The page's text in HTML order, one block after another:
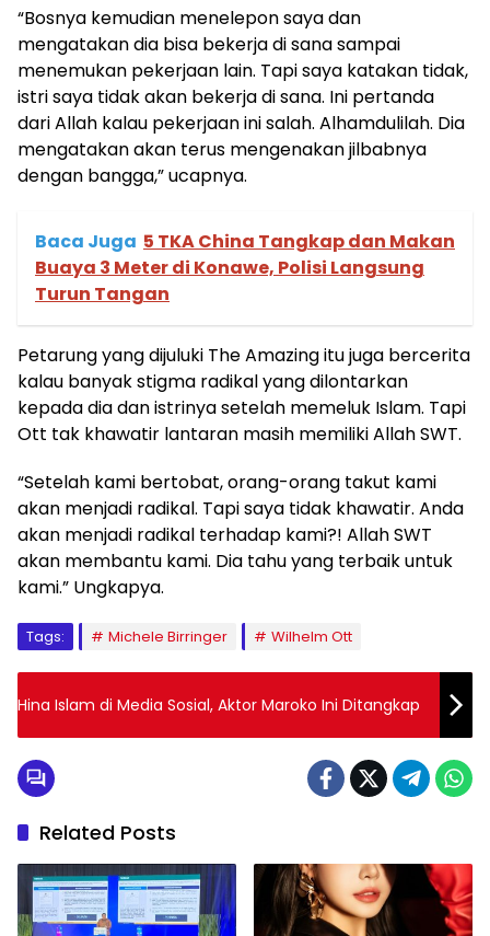
“Bosnya kemudian menelepon saya dan
mengatakan dia bisa bekerja di sana sampai
menemukan pekerjaan lain. Tapi saya katakan tidak,
istri saya tidak akan bekerja di sana. Ini pertanda
dari Allah kalau pekerjaan ini salah. Alhamdulilah. Dia
mengatakan akan terus mengenakan jilbabnya
dengan bangga,” ucapnya.
Baca Juga 5 TKA China Tangkap dan Makan
Buaya 3 Meter di Konawe, Polisi Langsung
Turun Tangan
Petarung yang dijuluki The Amazing itu juga bercerita
kalau banyak stigma radikal yang dilontarkan
kepada dia dan istrinya setelah memeluk Islam. Tapi
Ott tak khawatir lantaran masih memiliki Allah SWT.
“Setelah kami bertobat, orang-orang takut kami
akan menjadi radikal. Tapi saya tidak khawatir. Anda
akan menjadi radikal terhadap kami?! Allah SWT
akan membantu kami. Dia tahu yang terbaik untuk
kami.” Ungkapya.
Tags: Michele Birringer Wilhelm Ott
Hina Islam di Media Sosial, Aktor Maroko Ini Ditangkap
Related Posts